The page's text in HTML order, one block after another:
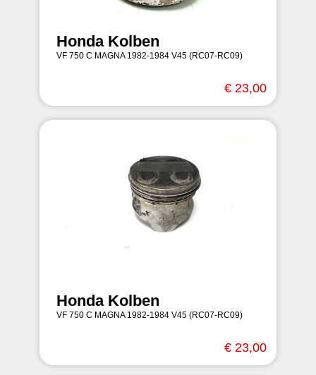
Honda Kolben
VF 750 C MAGNA 1982-1984 V45 (RC07-RC09)
€ 23,00
Honda Kolben
VF 750 C MAGNA 1982-1984 V45 (RC07-RC09)
€ 23,00